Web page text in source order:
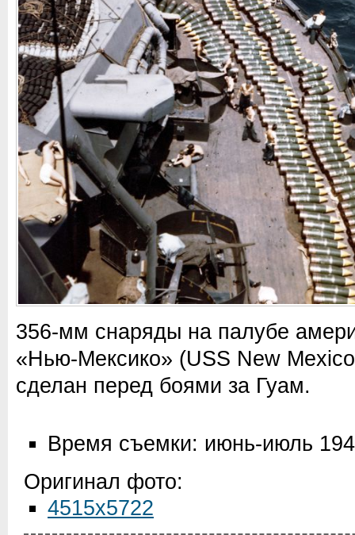
356-мм снаряды на палубе
«Нью-Мексико» (USS New
сделан перед боями за Гуам.
Время съемки: июнь-июль
Оригинал фото:
4515x5722